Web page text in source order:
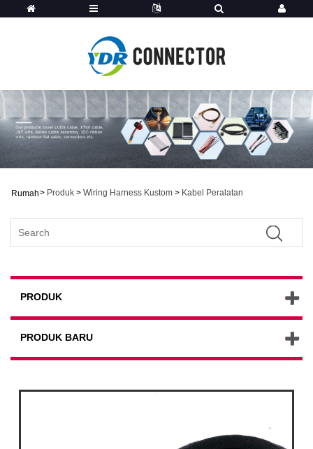
Rumah> Produk > Wiring Harness Kustom > Kabel Peralatan
PRODUK
PRODUK BARU